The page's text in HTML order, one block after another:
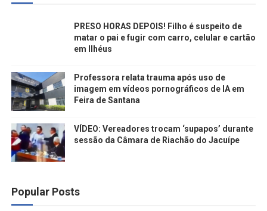
PRESO HORAS DEPOIS! Filho é suspeito de
matar o pai e fugir com carro, celular e cartão
em Ilhéus
Professora relata trauma após uso de
imagem em vídeos pornográficos de IA em
Feira de Santana
VÍDEO: Vereadores trocam ‘supapos’ durante
sessão da Câmara de Riachão do Jacuípe
Popular Posts